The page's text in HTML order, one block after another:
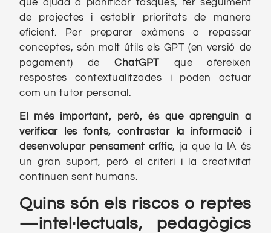
que ajuda a planificar tasques, fer seguiment
de projectes i establir prioritats de manera
eficient. Per preparar exàmens o repassar
conceptes, són molt útils els GPT (en versió de
pagament) de ChatGPT que ofereixen
respostes contextualitzades i poden actuar
com un tutor personal.
El més important, però, és que aprenguin a
verificar les fonts, contrastar la informació i
desenvolupar pensament crític, ja que la IA és
un gran suport, però el criteri i la creativitat
continuen sent humans.
Quins són els riscos o reptes
—intel·lectuals, pedagògics